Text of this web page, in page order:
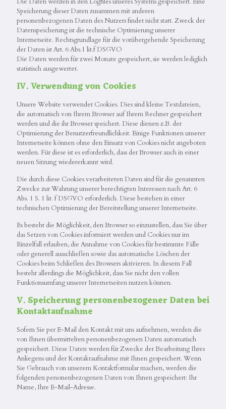
Speicherung dieser Daten zusammen mit anderen
personenbezogenen Daten des Nutzers findet nicht statt. Zweck der
Datenspeicherung ist die technische Optimierung unserer
Internetseite. Rechtsgrundlage für die vorübergehende Speicherung
der Daten ist Art. 6 Abs.1 lit.f DSGVO
Die Daten werden für zwei Monate gespeichert, sie werden lediglich
statistisch ausgewertet.
IV. Verwendung von Cookies
Unsere Website verwendet Cookies. Dies sind kleine Textdateien,
die automatisch von Ihrem Browser auf Ihrem Rechner gespeichert
werden und die ihr Browser speichert. Diese dienen z.B. der
Optimierung der Benutzerfreundlichkeit. Einige Funktionen unserer
Internetseite können ohne den Einsatz von Cookies nicht angeboten
werden. Für diese ist es erforderlich, dass der Browser auch in einer
neuen Sitzung wiedererkannt wird.
Die durch diese Cookies verarbeiteten Daten sind für die genannten
Zwecke zur Wahrung unserer berechtigten Interessen nach Art. 6
Abs. 1 S. 1 lit. f DSGVO erforderlich. Diese bestehen in einer
technischen Optimierung der Bereitstellung unserer Internetseite.
Es besteht die Möglichkeit, den Browser so einzustellen, dass Sie über
das Setzen von Cookies informiert werden und Cookies nur im
Einzelfall erlauben, die Annahme von Cookies für bestimmte Fälle
oder generell ausschließen sowie das automatische Löschen der
Cookies beim Schließen des Browsers aktivieren. In diesem Fall
besteht allerdings die Möglichkeit, dass Sie nicht den vollen
Funktionsumfang unserer Internetseiten nutzen können.
V. Speicherung personenbezogener Daten bei
Kontaktaufnahme
Sofern Sie per E-Mail den Kontakt mit uns aufnehmen, werden die
von Ihnen übermittelten personenbezogenen Daten automatisch
gespeichert. Diese Daten werden für Zwecke der Bearbeitung Ihres
Anliegens und der Kontaktaufnahme mit Ihnen gespeichert. Wenn
Sie Gebrauch von unserem Kontaktformular machen, werden die
folgenden personenbezogenen Daten von Ihnen gespeichert: Ihr
Name, Ihre E-Mail-Adresse.